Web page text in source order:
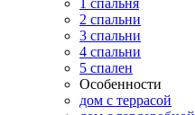
1 спальня
2 спальни
3 спальни
4 спальни
5 спален
Особенности
дом с террасой